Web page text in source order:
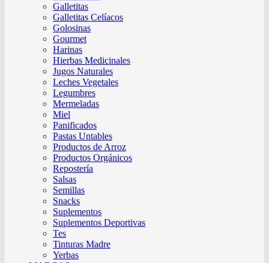
Galletitas
Galletitas Celíacos
Golosinas
Gourmet
Harinas
Hierbas Medicinales
Jugos Naturales
Leches Vegetales
Legumbres
Mermeladas
Miel
Panificados
Pastas Untables
Productos de Arroz
Productos Orgánicos
Repostería
Salsas
Semillas
Snacks
Suplementos
Suplementos Deportivas
Tes
Tinturas Madre
Yerbas